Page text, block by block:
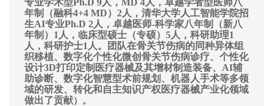
专业学术型Ph.D 9人，MD 4人，卓越学者型医师八
年制（融科4+4 MD）2人，清华大学人工智能学院招
生AI专业Ph.D 2人，卓越医师-科学家八年制（新八
年制）1人，临床型硕士（专硕）5人，科研助理1
人，科研护士1人。团队在骨关节伤病的同种异体组
织移植、数字化个性化微创骨关节伤病诊疗、个性化
设计3D打印定制医疗器械及其增材制造装备、AI辅
助诊断、数字化智慧型术前规划、机器人手术等多领
域的研发、转化和自主知识产权医疗器械产业化领域
做出了贡献）。